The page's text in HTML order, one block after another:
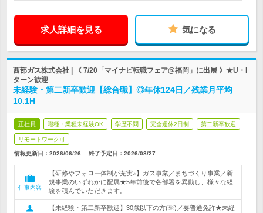
求人詳細を見る 気になる
西部ガス株式会社 | 《 7/20「マイナビ転職フェア@福岡」に出展 》★U・I
ターン歓迎
未経験・第二新卒歓迎【総合職】◎年休124日／残業月平均
10.1H
正社員 職種・業種未経験OK 学歴不問 完全週休2日制 第二新卒歓迎
リモートワーク可
情報更新日：2026/06/26 終了予定日： 2026/08/27
仕事内容
【研修やフォロー体制が充実♪】ガス事業／まちづくり事業／新
規事業のいずれかに配属★5年前後で各部署を異動し、様々な経
験を積んでいただきます。
【未経験・第二新卒歓迎】30歳以下の方(※)／要普通免許★未経